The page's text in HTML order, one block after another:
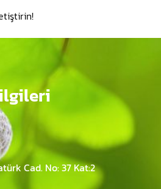
Cad. No: 37 Kat:2